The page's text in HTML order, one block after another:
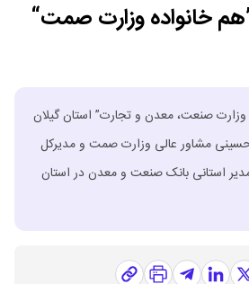
خانواده وزارت صمت“
صنعت، معدن و تجارت” استان گیلان
مشاور عالی وزارت صمت و مدیرکل
مدیر استانی بانک صنعت و معدن در استان